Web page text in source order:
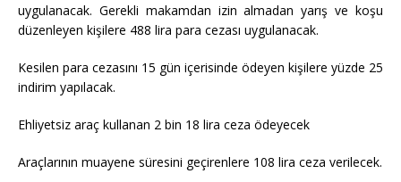
uygulanacak. Gerekli makamdan izin almadan yarış ve koşu
düzenleyen kişilere 488 lira para cezası uygulanacak.
Kesilen para cezasını 15 gün içerisinde ödeyen kişilere yüzde 25
indirim yapılacak.
Ehliyetsiz araç kullanan 2 bin 18 lira ceza ödeyecek
Araçlarının muayene süresini geçirenlere 108 lira ceza verilecek.